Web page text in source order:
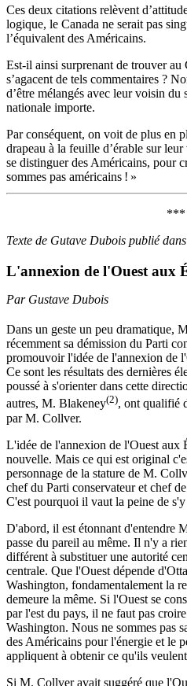
Ces deux citations relèvent
logique, le Canada ne serait pas
l’équivalent des Américains.
Est-il ainsi surprenant de trouver au
s’agacent de tels commentaires ?
d’être mélangés avec leur voisin
nationale importe.
Par conséquent, on voit de plus en
drapeau à la feuille d’érable sur
se distinguer des Américains, pour
sommes pas américains ! »
***
Texte de Gutave Dubois publié
L'annexion de l'Ouest aux
Par Gustave Dubois
Dans un geste un peu dramatique,
récemment sa démission du Parti
promouvoir l'idée de l'annexion de
Ce sont les résultats des dernières
poussé à s'orienter dans cette
autres, M. Blakeney(2), ont qualifié
par M. Collver.
L'idée de l'annexion de l'Ouest aux
nouvelle. Mais ce qui est original
personnage de la stature de M.
chef du Parti conservateur et chef
C'est pourquoi il vaut la peine de
D'abord, il est étonnant d'entendre
passe du pareil au même. Il n'y a
différent à substituer une autorité
centrale. Que l'Ouest dépende
Washington, fondamentalement la
demeure la même. Si l'Ouest se
par l'est du pays, il ne faut pas
Washington. Nous ne sommes pas
des Américains pour l'énergie et le
appliquent à obtenir ce qu'ils
Si M. Collver avait suggéré que